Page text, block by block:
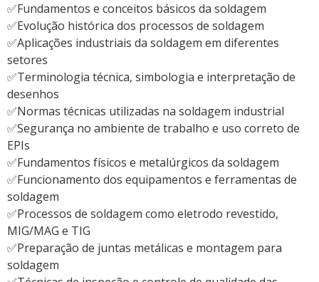
✅Fundamentos e conceitos básicos da soldagem
✅Evolução histórica dos processos de soldagem
✅Aplicações industriais da soldagem em diferentes
setores
✅Terminologia técnica, simbologia e interpretação de
desenhos
✅Normas técnicas utilizadas na soldagem industrial
✅Segurança no ambiente de trabalho e uso correto de
EPIs
✅Fundamentos físicos e metalúrgicos da soldagem
✅Funcionamento dos equipamentos e ferramentas de
soldagem
✅Processos de soldagem como eletrodo revestido,
MIG/MAG e TIG
✅Preparação de juntas metálicas e montagem para
soldagem